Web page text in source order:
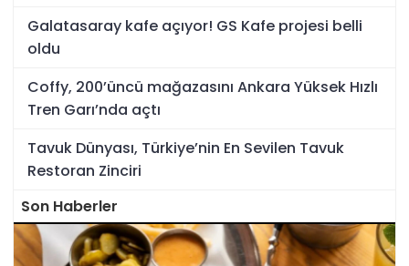
Galatasaray kafe açıyor! GS Kafe projesi belli
oldu
Coffy, 200’üncü mağazasını Ankara Yüksek Hızlı
Tren Garı’nda açtı
Tavuk Dünyası, Türkiye’nin En Sevilen Tavuk
Restoran Zinciri
Son Haberler